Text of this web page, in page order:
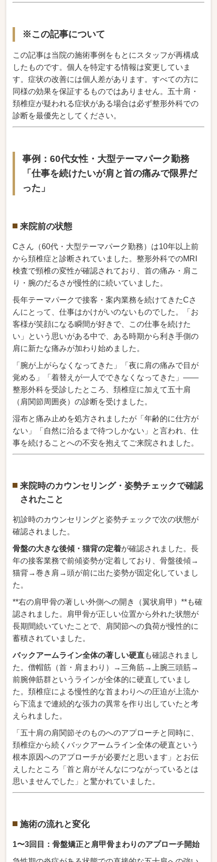
※この記事について
この記事は当院の施術事例をも とにスタッフが再構成
したものです。個 人を特定する情報は変更していま
す。症状の改善には個人差があ ります。すべての方に
同様の効果を保証する ものではありません。 五十肩・
頚椎症が疑われる症状がある場合は必ず整形外科での
診断を最優先としてください。
事例：60代女性・大型テーマパーク勤務
「仕事を続けたいが肩と首の痛みで限界だ
った」
来院前の状態
Cさん（60代・大型テーマパーク勤務） は10年以上前
から頚椎症と診断されていました。整形外科でのMRI
検査で頸椎の変性が確認されており、首の痛み・肩こ
り・腕のだるさが慢性的に続いていました。
長年テーマパークで接客・案内業務を続けてきたCさ
んにとって、仕事はかけがいのない ものでした。「お
客様が笑顔になる瞬間が好きで、この仕事を続けた
い」という思いがある中で、 ある時期から利き手側の
肩に新たな痛みが加わり始め ました。
「腕が上がらなくなってきた」
「夜に肩の痛みで目が
覚める」「着替えが一人でできなくなってきた」――
整形外科を受診したところ、頚椎症に加えて五十肩
（肩関節周 囲炎）の診断を受けました。
湿布と痛み 止めを処方されましたが「年齢的に仕方が
ない」「 自然に治るまで待つしかない」と言われ、仕
事を続けることへの不安を抱えてご来院されました。
来院時のカウンセリング・姿勢チェックで確認
されたこと
初診時のカウンセリングと姿勢チェックで次の状態が
確認されました。
骨盤の大きな後傾・猫背の定着が確認されました 。長
年の接客業務で前傾姿勢が定着しており、骨盤後傾→
猫背→巻き肩→頭が前に出た姿勢が固定化してい まし
た。
**右の肩甲骨の著しい外側への開き（翼状肩甲）**も確
認されました 。肩甲骨が正しい位置から外れた状態が
長期間続いていたことで、肩関節への負荷が慢性的に
蓄積されていました。
バックアームライン全体の著しい硬直も確認されまし
た。僧帽筋（首・肩 まわり）→三角筋→上腕三頭筋→
前腕伸筋群という ラインが全体的に硬直 していまし
た。頚椎症による慢性的な首まわりへの圧迫が上流か
ら下流まで連続的な張力の異常を作り出していたと考
えられました。
「五十肩の肩関節そのものへのアプローチと同時に、
頚椎症から続くバック アームライン全体の硬直という
根本原因へのアプローチが必要だと思います」と お伝
えしたところ「首と肩がそんなにつながっている とは
思いませんでした」と驚かれていました。
施術の流れと変化
1〜3回目：骨盤矯正と肩甲骨まわりのアプローチ開始